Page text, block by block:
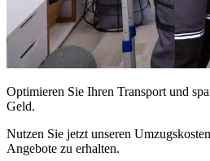
Optimieren Sie Ihren Transport und
Geld.
Nutzen Sie jetzt unseren
Angebote zu erhalten.